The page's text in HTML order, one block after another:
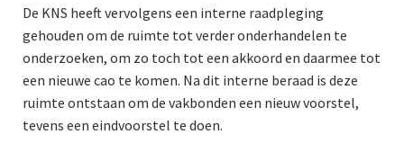
De KNS heeft vervolgens een interne raadpleging
gehouden om de ruimte tot verder onderhandelen te
onderzoeken, om zo toch tot een akkoord en daarmee tot
een nieuwe cao te komen. Na dit interne beraad is deze
ruimte ontstaan om de vakbonden een nieuw voorstel,
tevens een eindvoorstel te doen.